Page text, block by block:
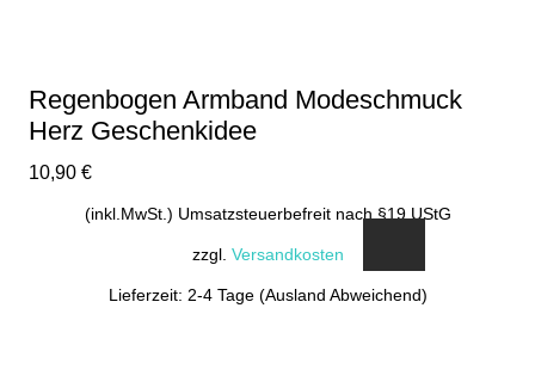
Regenbogen Armband Modeschmuck
Herz Geschenkidee
10,90 €
(inkl.MwSt.) Umsatzsteuerbefreit nach §19 UStG
zzgl. Versandkosten
Lieferzeit: 2-4 Tage (Ausland Abweichend)